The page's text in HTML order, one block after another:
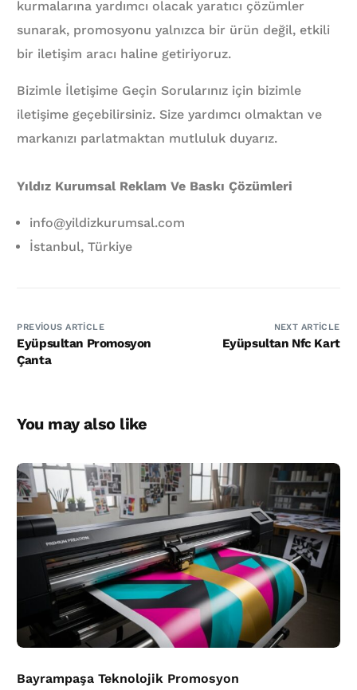
kurmalarına yardımcı olacak yaratıcı çözümler
sunarak, promosyonu yalnızca bir ürün değil, etkili
bir iletişim aracı haline getiriyoruz.
Bizimle İletişime Geçin Sorularınız için bizimle
iletişime geçebilirsiniz. Size yardımcı olmaktan ve
markanızı parlatmaktan mutluluk duyarız.
Yıldız Kurumsal Reklam Ve Baskı Çözümleri
info@yildizkurumsal.com
İstanbul, Türkiye
PREVIOUS ARTICLE
Eyüpsultan Promosyon
Çanta
NEXT ARTICLE
Eyüpsultan Nfc Kart
You may also like
Bayrampaşa Teknolojik Promosyon